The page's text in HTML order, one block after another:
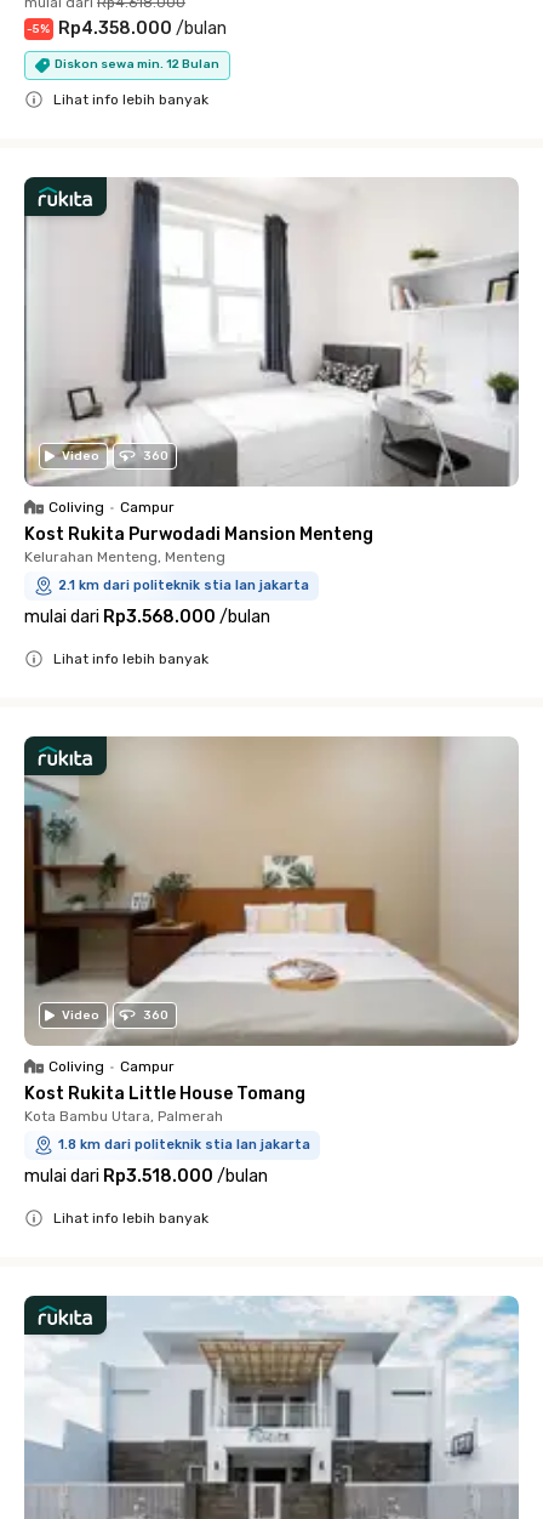
-5% Rp4.358.000 /bulan
Diskon sewa min. 12 Bulan
Lihat info lebih banyak
Video 360
Coliving • Campur
Kost Rukita Purwodadi Mansion Menteng
Kelurahan Menteng, Menteng
2.1 km dari politeknik stia lan jakarta
mulai dari Rp3.568.000 /bulan
Lihat info lebih banyak
Video 360
Coliving • Campur
Kost Rukita Little House Tomang
Kota Bambu Utara, Palmerah
1.8 km dari politeknik stia lan jakarta
mulai dari Rp3.518.000 /bulan
Lihat info lebih banyak